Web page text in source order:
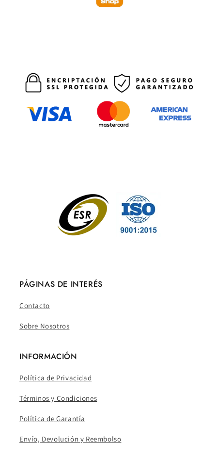
PÁGINAS DE INTERÉS
Contacto
Sobre Nosotros
INFORMACIÓN
Política de Privacidad
Términos y Condiciones
Política de Garantía
Envío, Devolución y Reembolso